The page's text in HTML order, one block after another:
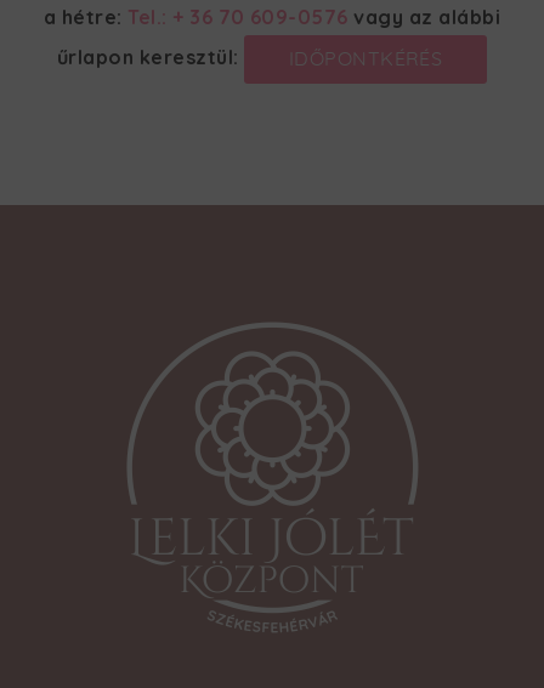
a hétre: Tel.: + 36 70 609-0576 vagy az alábbi
űrlapon keresztül:
IDŐPONTKÉRÉS